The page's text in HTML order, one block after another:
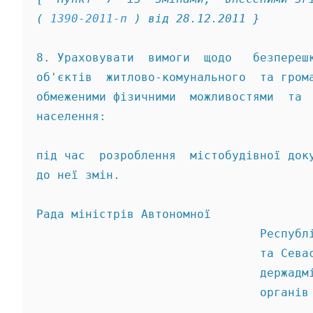
( 1390-2011-п ) від 28.12.2011 }
8. Ураховувати  вимоги  щодо
об'єктів  житлово-комунального  та
обмеженими фізичними  можливостями
населення:
під час  розроблення  містобудівної
до неї змін.
Рада міністрів Автономної
та